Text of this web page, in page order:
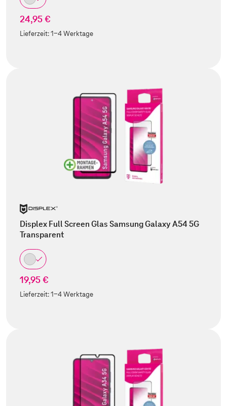
24,95 €
Lieferzeit:1-4 Werktage
Displex Full Screen Glas Samsung Galaxy A54 5G
Transparent
19,95 €
Lieferzeit:1-4 Werktage